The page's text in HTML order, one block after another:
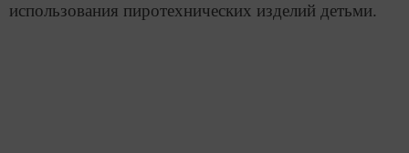
использования пиротехнических изделий детьми.